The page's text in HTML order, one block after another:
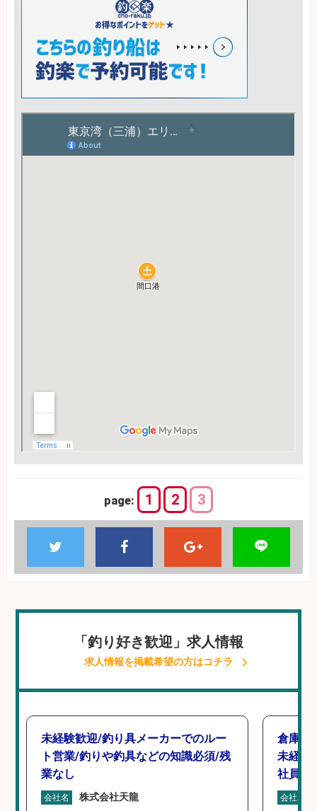
page: 1 2 3
「釣り好き歓迎」求人情報
求人情報を掲載希望の方はコチラ
未経験歓迎/釣り具メーカーでのルー
ト営業/釣りや釣具などの知識必須/残
業なし
会社名 株式会社天龍
倉庫で
未経験
社員登
会社名